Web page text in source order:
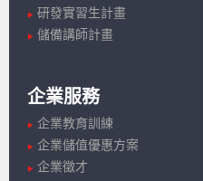
研發實習生計畫
儲備講師計畫
企業服務
企業教育訓練
企業儲值優惠方案
企業徵才